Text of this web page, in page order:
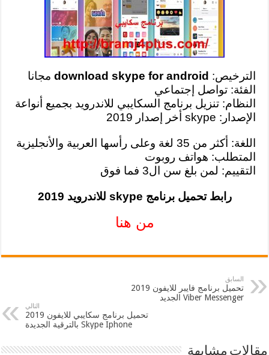
الترخيص: download skype for android مجانا
الفئة: تواصل إجتماعي
النظام: تنزيل برنامج السكايبي للاندرويد بجميع أنواعة
الإصدار: skype أخر إصدار 2019
اللغة: أكثر من 35 لغة وعلى رأسها العربية والأنجليزية
المتطلب: هواتف روبوت
التقييم: لمن بلغ سن ال3 فما فوق
رابط تحميل برنامج skype للاندرويد 2019
من هنا
السابق
تحميل برنامج فايبر للايفون 2019
Viber Messenger الجديد
التالي
تحميل برنامج سكايبي للايفون 2019
Skype Iphone بالترقية الجديدة
مقالات مشابهة